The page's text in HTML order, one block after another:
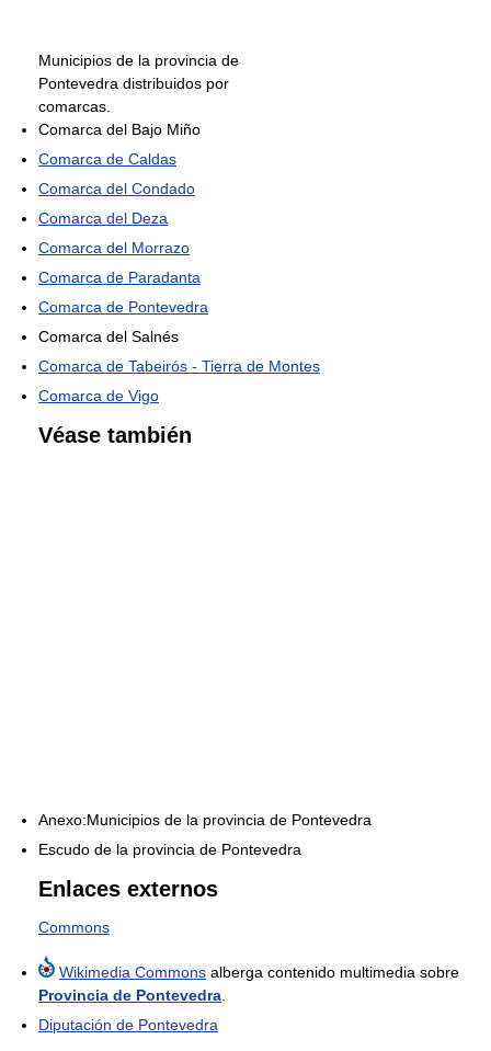
Municipios de la provincia de
Pontevedra distribuidos por
comarcas.
Comarca del Bajo Miño
Comarca de Caldas
Comarca del Condado
Comarca del Deza
Comarca del Morrazo
Comarca de Paradanta
Comarca de Pontevedra
Comarca del Salnés
Comarca de Tabeirós - Tierra de Montes
Comarca de Vigo
Véase también
Anexo:Municipios de la provincia de Pontevedra
Escudo de la provincia de Pontevedra
Enlaces externos
Commons
Wikimedia Commons alberga contenido multimedia sobre
Provincia de Pontevedra
Diputación de Pontevedra